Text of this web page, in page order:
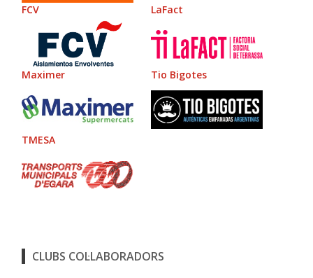
FCV LaFact
Maximer Tio Bigotes
TMESA
CLUBS COL·LABORADORS